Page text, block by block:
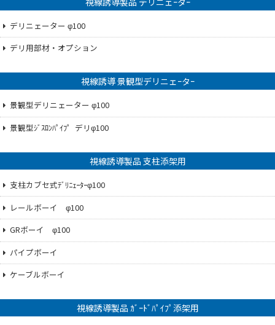
デリニェーター φ100
デリ用部材・オプション
視線誘導 景観型デリニェｰタｰ
景観型デリニェーター φ100
景観型ｼﾞｽﾛﾝﾊﾟｲﾌ゜デリφ100
視線誘導製品 支柱添架用
支柱カブセ式ﾃﾞﾘﾆｪｰﾀｰφ100
レールボーイ φ100
GRボーイ φ100
パイプボーイ
ケーブルボーイ
視線誘導製品 ｶﾞｰﾄﾞﾊﾟｲﾌﾟ添架用